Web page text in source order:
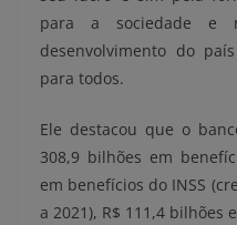
para a sociedade e
desenvolvimento do
para todos.
Ele destacou que o
308,9 bilhões em
em benefícios do INSS
a 2021), R$ 111,4 bilhões